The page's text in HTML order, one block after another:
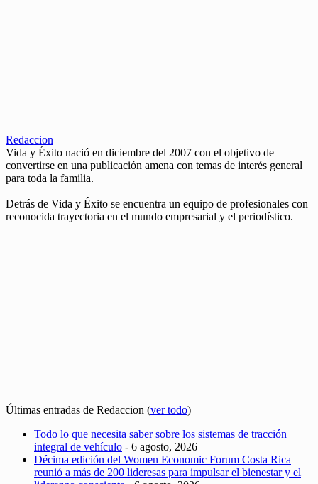
Redaccion
Vida y Éxito nació en diciembre del 2007 con el objetivo de
convertirse en una publicación amena con temas de interés general
para toda la familia.
Detrás de Vida y Éxito se encuentra un equipo de profesionales con
reconocida trayectoria en el mundo empresarial y el periodístico.
Últimas entradas de Redaccion (ver todo)
Todo lo que necesita saber sobre los sistemas de tracción
integral de vehículo - 6 agosto, 2026
Décima edición del Women Economic Forum Costa Rica
reunió a más de 200 lideresas para impulsar el bienestar y el